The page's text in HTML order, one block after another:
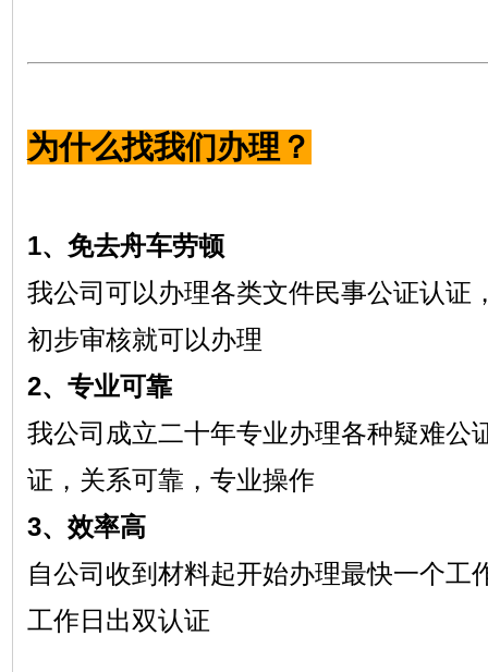
为什么找我们办理？
1、免去舟车劳顿
我公司可以办理各类文件民事公证认证
初步审核就可以办理
2、专业可靠
我公司成立二十年专业办理各种疑难公
证，关系可靠，专业操作
3、效率高
自公司收到材料起开始办理最快一个工
工作日出双认证